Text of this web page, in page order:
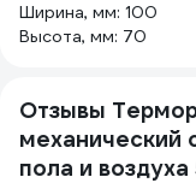
Ширина, мм: 100
Высота, мм: 70
Отзывы
механический
пола и